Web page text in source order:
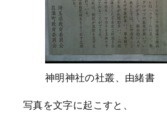
神明神社の社叢、由緒書
写真を文字に起こすと、